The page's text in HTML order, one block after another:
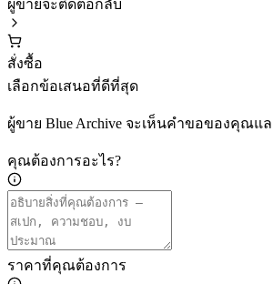
ผู้ขายจะติดต่อกลับ
สั่งซื้อ
เลือกข้อเสนอที่ดีที่สุด
ผู้ขาย Blue Archive จะเห็นคำขอของคุณ
คุณต้องการอะไร?
ราคาที่คุณต้องการ